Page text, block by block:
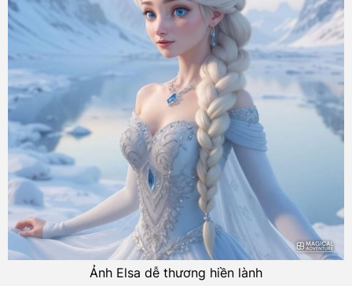
Ảnh Elsa dễ thương hiền lành